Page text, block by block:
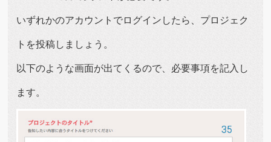
いずれかのアカウントでログインしたら、プロジェク
トを投稿しましょう。
以下のような画面が出てくるので、必要事項を記入し
ます。